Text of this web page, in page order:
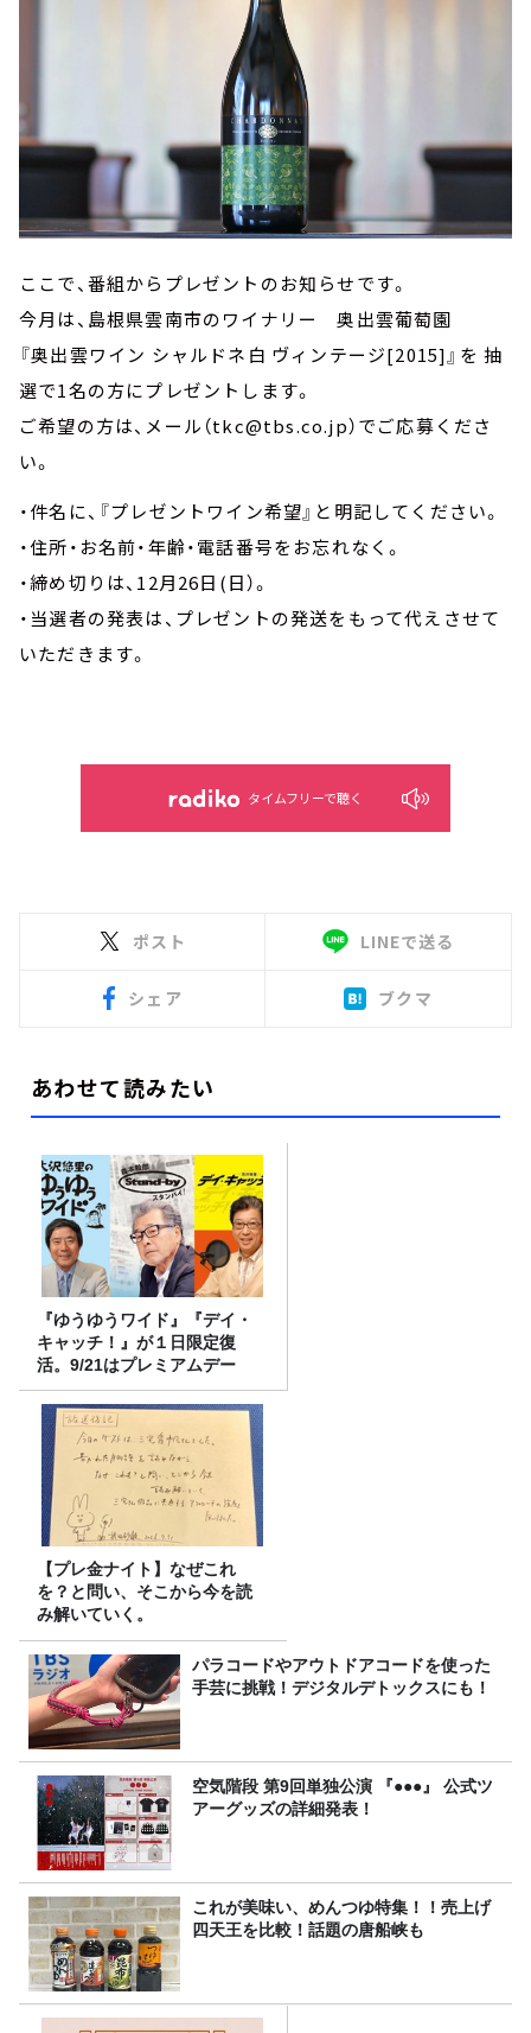
ここで、番組からプレゼントのお知らせです。
今月は、島根県雲南市のワイナリー 奥出雲葡萄園
『奥出雲ワイン シャルドネ白 ヴィンテージ[2015]』を 抽
選で1名の方にプレゼントします。
ご希望の方は、メール（tkc@tbs.co.jp）でご応募くださ
い。
・件名に、『プレゼントワイン希望』と明記してください。
・住所・お名前・年齢・電話番号をお忘れなく。
・締め切りは、12月26日(日）。
・当選者の発表は、プレゼントの発送をもって代えさせて
いただきます。
タイムフリーで聴く
ポスト LINEで送る
シェア ブクマ
あわせて読みたい
『ゆうゆうワイド』『デイ・
キャッチ！』が１日限定復
活。9/21はプレミアムデー
【プレ金ナイト】なぜこれ
を？と問い、そこから今を読
み解いていく。
パラコードやアウトドアコードを使った
手芸に挑戦！デジタルデトックスにも！
空気階段 第9回単独公演 『●●●』 公式ツ
アーグッズの詳細発表！
これが美味い、めんつゆ特集！！売上げ
四天王を比較！話題の唐船峡も